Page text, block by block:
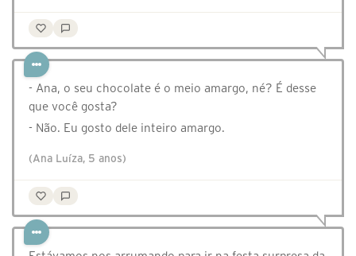
- Ana, o seu chocolate é o meio amargo, né? É desse
que você gosta?
- Não. Eu gosto dele inteiro amargo.
(Ana Luíza, 5 anos)